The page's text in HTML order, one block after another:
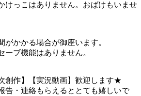
けっこはありません。おばけもいませ
かかる場合が御座います。
ブ機能はありません。
創作】【実況動画】歓迎します★
告・連絡もらえるととても嬉しいで